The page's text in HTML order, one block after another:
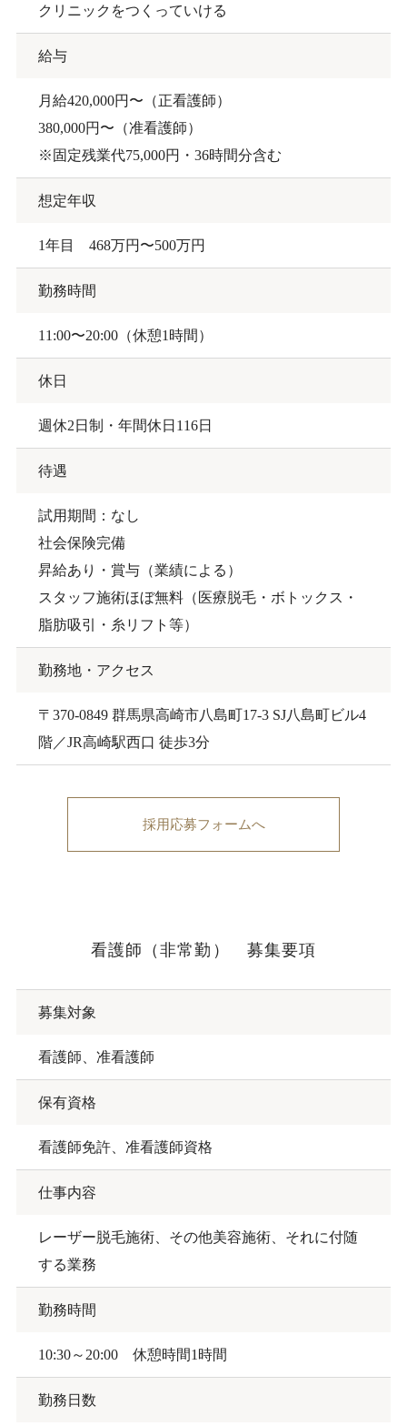
クリニックをつくっていける
給与
月給420,000円〜（正看護師）
380,000円〜（准看護師）
※固定残業代75,000円・36時間分含む
想定年収
1年目 468万円〜500万円
勤務時間
11:00〜20:00（休憩1時間）
休日
週休2日制・年間休日116日
待遇
試用期間：なし
社会保険完備
昇給あり・賞与（業績による）
スタッフ施術ほぼ無料（医療脱毛・ボトックス・
脂肪吸引・糸リフト等）
勤務地・アクセス
〒370-0849 群馬県高崎市八島町17-3 SJ八島町ビル4
階／JR高崎駅西口 徒歩3分
採用応募フォームへ
看護師（非常勤） 募集要項
募集対象
看護師、准看護師
保有資格
看護師免許、准看護師資格
仕事内容
レーザー脱毛施術、その他美容施術、それに付随
する業務
勤務時間
10:30～20:00 休憩時間1時間
勤務日数